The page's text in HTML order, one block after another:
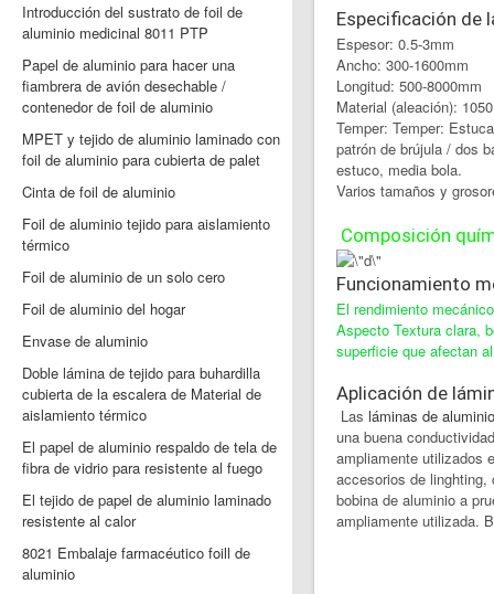
Introducción del sustrato de foil de
aluminio medicinal 8011 PTP
Papel de aluminio para hacer una
fiambrera de avión desechable /
contenedor de foil de aluminio
MPET y tejido de aluminio laminado con
foil de aluminio para cubierta de palet
Cinta de foil de aluminio
Foil de aluminio tejido para aislamiento
térmico
Foil de aluminio de un solo cero
Foil de aluminio del hogar
Envase de aluminio
Doble lámina de tejido para buhardilla
cubierta de la escalera de Material de
aislamiento térmico
El papel de aluminio respaldo de tela de
fibra de vidrio para resistente al fuego
El tejido de papel de aluminio laminado
resistente al calor
8021 Embalaje farmacéutico foill de
aluminio
Especificación de
Espesor: 0.5-3mm
Ancho: 300-1600mm
Longitud: 500-8000mm
Material (aleación):
Temper: Temper:
patrón de brújula / dos
estuco, media bola.
Varios tamaños y
Composición
Funcionamiento
El rendimiento
Aspecto Textura clara,
superficie que afectan
Aplicación de
Las láminas de
una buena
ampliamente utilizados
accesorios de
bobina de aluminio a
ampliamente utilizada.